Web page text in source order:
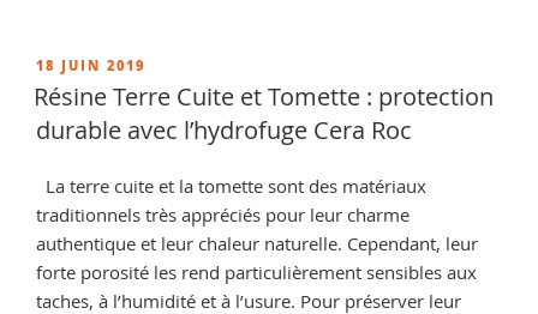
Cuite,
conseils
et
vente
de
produits
de
traitement »
PUBLIÉ
LE
18 JUIN 2019
Résine Terre Cuite et Tomette : protection
durable avec l’hydrofuge Cera Roc
La terre cuite et la tomette sont des matériaux
traditionnels très appréciés pour leur charme
authentique et leur chaleur naturelle. Cependant, leur
forte porosité les rend particulièrement sensibles aux
taches, à l’humidité et à l’usure. Pour préserver leur